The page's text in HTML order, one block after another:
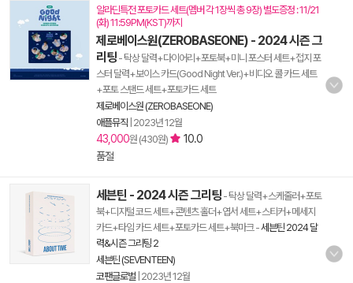
알라딘특전 포토카드 세트(멤버 각 1장씩 총 9장) 별도증정 : 11/21
(화) 11:59PM(KST)까지
제로베이스원(ZEROBASEONE) - 2024 시즌 그
리팅 - 탁상 달력+다이어리+포토북+미니 포스터 세트+접지 포
스터 달력+보이스 카드(Good Night Ver.)+비디오 콜 카드 세트
+포토 스탠드 세트+포토카드 세트
제로베이스원 (ZEROBASEONE)
애플뮤직 2023년 12월
43,000원 (430원)
10.0
품절
세븐틴 - 2024 시즌 그리팅 - 탁상 달력+스케줄러+포토
북+디지털 코드 세트+콘텐츠 홀더+엽서 세트+스티커+메세지
카드+타임 카드 세트+포토카드 세트+북마크-세븐틴 2024 달
력&시즌 그리팅 2
세븐틴 (SEVENTEEN)
코팬글로벌 2023년 12월